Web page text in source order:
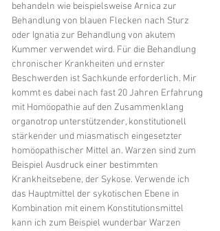
behandeln wie beispielsweise Arnica zur
Behandlung von blauen Flecken nach Sturz
oder Ignatia zur Behandlung von akutem
Kummer verwendet wird. Für die Behandlung
chronischer Krankheiten und ernster
Beschwerden ist Sachkunde erforderlich. Mir
kommt es dabei nach fast 20 Jahren Erfahrung
mit Homöopathie auf den Zusammenklang
organotrop unterstützender, konstitutionell
stärkender und miasmatisch eingesetzter
homöopathischer Mittel an. Warzen sind zum
Beispiel Ausdruck einer bestimmten
Krankheitsebene, der Sykose. Verwende ich
das Hauptmittel der sykotischen Ebene in
Kombination mit einem Konstitutionsmittel
kann ich zum Beispiel wunderbar Warzen